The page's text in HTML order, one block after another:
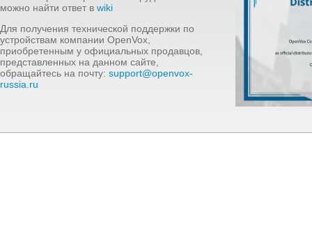
можно найти ответ в wiki
Для получения технической поддержки по
устройствам компании OpenVox,
приобретенным у официальных продавцов,
представленных на данном сайте,
обращайтесь на почту: support@openvox-
russia.ru